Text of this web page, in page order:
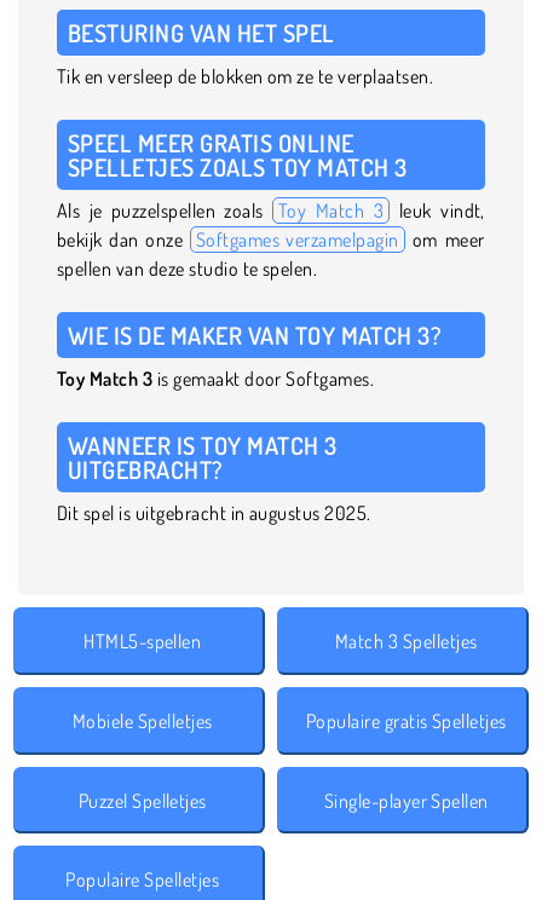
BESTURING VAN HET SPEL
Tik en versleep de blokken om ze te verplaatsen.
SPEEL MEER GRATIS ONLINE
SPELLETJES ZOALS TOY MATCH 3
Als je puzzelspellen zoals Toy Match 3
leuk vindt,
bekijk dan onze Softgames verzamelpagin om meer
spellen van deze studio te spelen.
WIE IS DE MAKER VAN TOY MATCH 3?
Toy Match 3 is gemaakt door Softgames.
WANNEER IS TOY MATCH 3
UITGEBRACHT?
Dit spel is uitgebracht in augustus 2025.
HTML5-spellen Match 3 Spelletjes
Mobiele Spelletjes Populaire gratis Spelletjes
Puzzel Spelletjes Single-player Spellen
Populaire Spelletjes